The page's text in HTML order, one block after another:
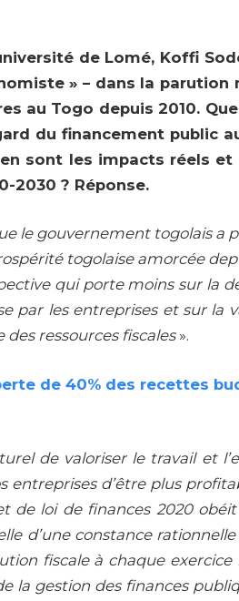
de Lomé, Koffi
» – dans la parution
au Togo depuis 2010.
du financement public
sont les impacts réels
2030 ? Réponse.
le gouvernement togolais a
togolaise amorcée
qui porte moins sur la
par les entreprises et sur la
des ressources fiscales».
de 40% des recettes
de valoriser le travail et
entreprises d’être plus
de loi de finances 2020
d’une constance
fiscale à chaque
la gestion des finances